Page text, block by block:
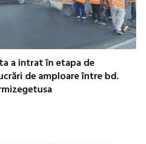
a intrat în etapa de
de amploare între bd.